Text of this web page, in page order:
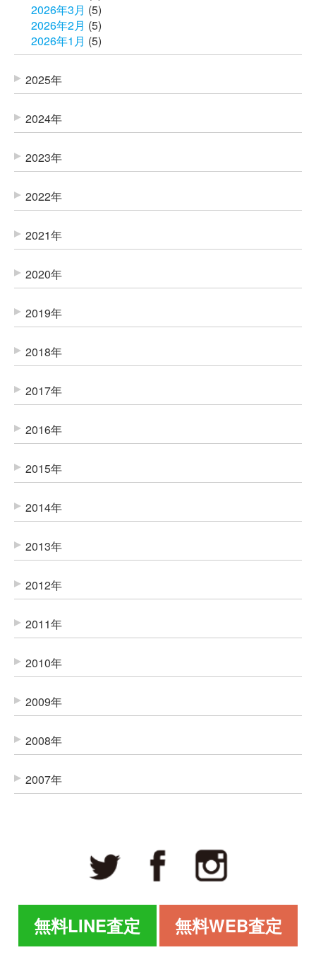
2026年3月 (5)
2026年2月 (5)
2026年1月 (5)
2025年
2024年
2023年
2022年
2021年
2020年
2019年
2018年
2017年
2016年
2015年
2014年
2013年
2012年
2011年
2010年
2009年
2008年
2007年
無料LINE査定 無料WEB査定